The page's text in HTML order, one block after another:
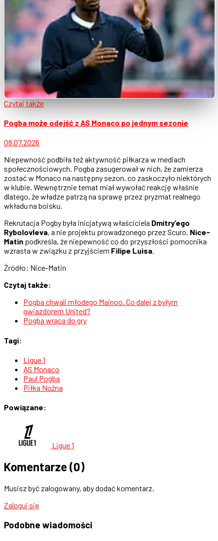
Czytaj także
Pogba może odejść z AS Monaco po jednym sezonie
08.07.2026
Niepewność podbiła też aktywność piłkarza w mediach
społecznościowych. Pogba zasugerował w nich, że zamierza
zostać w Monaco na następny sezon, co zaskoczyło niektórych
w klubie. Wewnętrznie temat miał wywołać reakcję właśnie
dlatego, że władze patrzą na sprawę przez pryzmat realnego
wkładu na boisku.
Rekrutacja Pogby była inicjatywą właściciela Dmitry’ego
Rybolovleva, a nie projektu prowadzonego przez Scuro. Nice-
Matin podkreśla, że niepewność co do przyszłości pomocnika
wzrasta w związku z przyjściem Filipe Luisa.
Źródło: Nice-Matin
Czytaj także:
Pogba chwali młodego Mainoo. Co dalej z byłym
gwiazdorem United?
Pogba wraca do gry
Tagi:
Ligue 1
AS Monaco
Paul Pogba
Piłka Nożna
Powiązane:
Ligue 1
Komentarze (0)
Musisz być zalogowany, aby dodać komentarz.
Zaloguj się
Podobne wiadomości